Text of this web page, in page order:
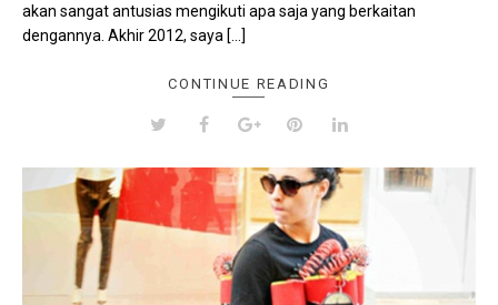
akan sangat antusias mengikuti apa saja yang berkaitan
dengannya. Akhir 2012, saya […]
CONTINUE READING